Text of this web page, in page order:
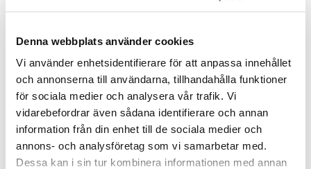
Denna webbplats använder cookies
Vi använder enhetsidentifierare för att anpassa innehållet
och annonserna till användarna, tillhandahålla funktioner
för sociala medier och analysera vår trafik. Vi
vidarebefordrar även sådana identifierare och annan
information från din enhet till de sociala medier och
annons- och analysföretag som vi samarbetar med.
Dessa kan i sin tur kombinera informationen med annan
SKU: hvv900104-41
MPN: 900104-41
Dokument
HAVEN-Skotselrad.pdf (287.02 KB)